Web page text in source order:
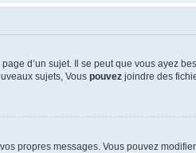
d’un sujet. Il se peut que vous ayez
sujets, Vous pouvez joindre des
propres messages. Vous pouvez